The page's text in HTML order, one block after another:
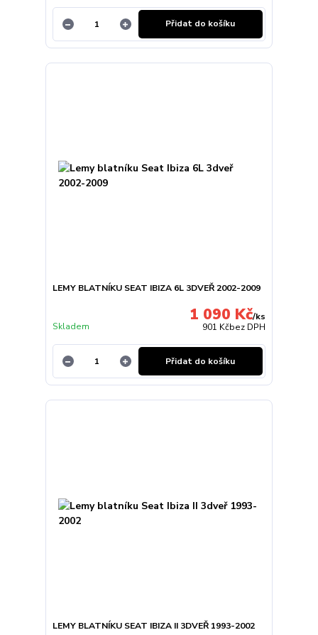
Přidat do košíku
LEMY BLATNÍKU SEAT IBIZA 6L 3DVEŘ 2002-2009
1 090 Kč/ks
901 Kčbez DPH
Skladem
Přidat do košíku
LEMY BLATNÍKU SEAT IBIZA II 3DVEŘ 1993-2002